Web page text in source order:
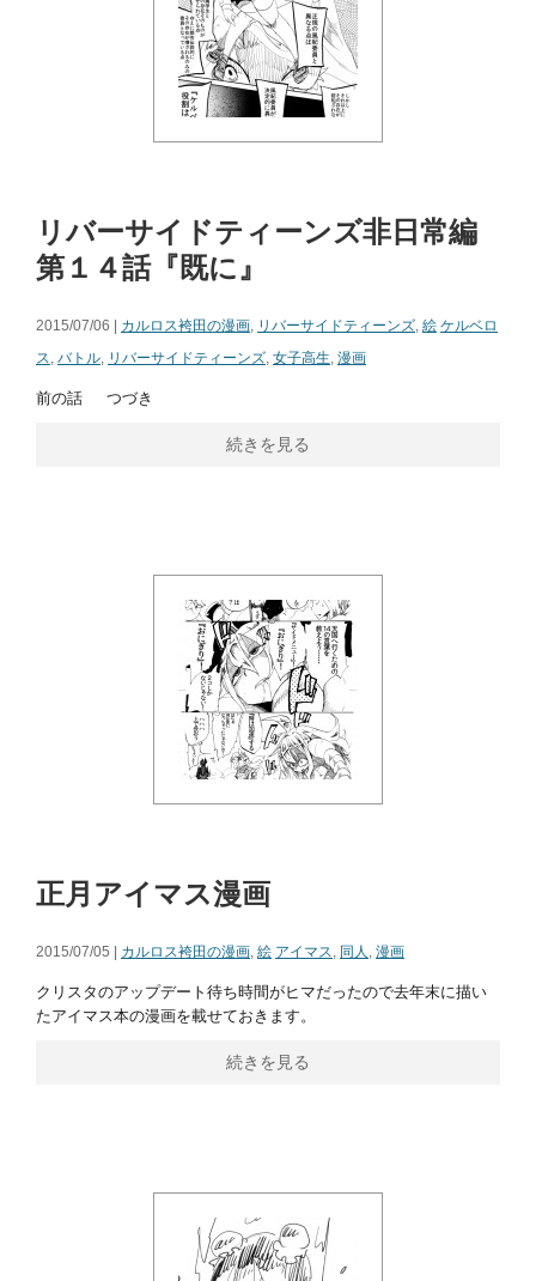
リバーサイドティーンズ非日常編
第１４話『既に』
2015/07/06 | カルロス袴田の漫画 リバーサイドティーンズ 絵 ケルベロ
ス バトル リバーサイドティーンズ 女子高生 漫画
前の話 つづき
続きを見る
正月アイマス漫画
2015/07/05 | カルロス袴田の漫画 絵 アイマス 同人 漫画
クリスタのアップデート待ち時間がヒマだったので去年末に描い
たアイマス本の漫画を載せておきます。
続きを見る